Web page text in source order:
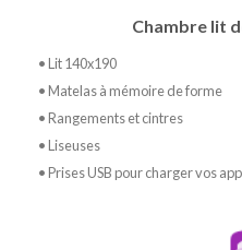
Chambre lit
• Lit 140x190
• Matelas à mémoire de forme
• Rangements et cintres
• Liseuses
• Prises USB pour charger vos